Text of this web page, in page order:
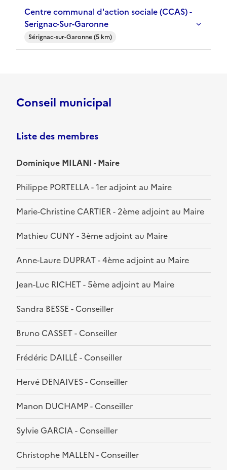
Centre communal d'action sociale (CCAS) -
Serignac-Sur-Garonne
Sérignac-sur-Garonne (5 km)
Conseil municipal
Liste des membres
Dominique MILANI - Maire
Philippe PORTELLA - 1er adjoint au Maire
Marie-Christine CARTIER - 2ème adjoint au Maire
Mathieu CUNY - 3ème adjoint au Maire
Anne-Laure DUPRAT - 4ème adjoint au Maire
Jean-Luc RICHET - 5ème adjoint au Maire
Sandra BESSE - Conseiller
Bruno CASSET - Conseiller
Frédéric DAILLÉ - Conseiller
Hervé DENAIVES - Conseiller
Manon DUCHAMP - Conseiller
Sylvie GARCIA - Conseiller
Christophe MALLEN - Conseiller